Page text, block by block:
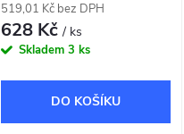
519,01 Kč bez DPH
628 Kč/ ks
Skladem 3 ks
DO KOŠÍKU